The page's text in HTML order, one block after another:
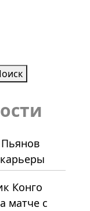
Пьянов
Конго
матче с